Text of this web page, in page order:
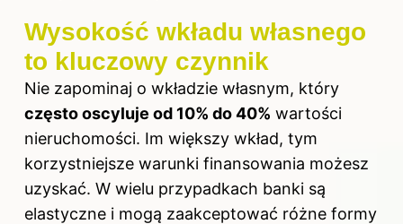
Wysokość wkładu własnego
to kluczowy czynnik
Nie zapominaj o wkładzie własnym, który
często oscyluje od 10% do 40% wartości
nieruchomości. Im większy wkład, tym
korzystniejsze warunki finansowania możesz
uzyskać. W wielu przypadkach banki są
elastyczne i mogą zaakceptować różne formy